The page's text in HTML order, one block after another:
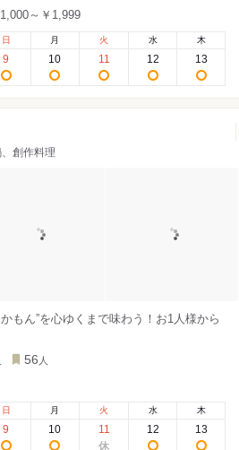
1,000～￥1,999
日
9
月
10
火
11
水
12
木
13
創作料理
もん”を心ゆくまで味わう！お1人様から
56 人
日
9
月
10
火
11
水
12
木
13